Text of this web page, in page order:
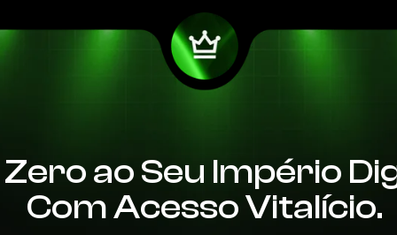
Zero ao Seu Império
Com Acesso Vitalício.